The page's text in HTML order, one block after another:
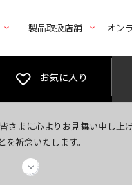
製品取扱店舗 オン
お気に入り
まに心よりお見舞い申し上げ
祈念いたします。